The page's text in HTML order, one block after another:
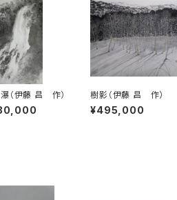
（伊藤 昌 作） 樹影（伊藤 昌 作）
¥495,000